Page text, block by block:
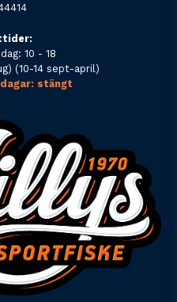
10 - 18
(10-14 sept-april)
stängt